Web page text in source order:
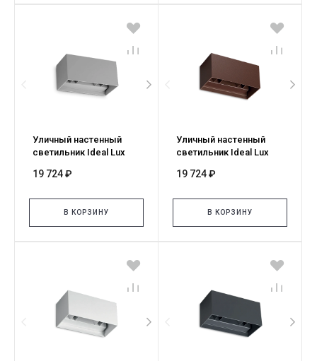
Уличный настенный
светильник Ideal Lux
3000K 366883
19 724 ₽
В КОРЗИНУ
Уличный настенный
светильник Ideal Lux
4000K 366876
19 724 ₽
В КОРЗИНУ